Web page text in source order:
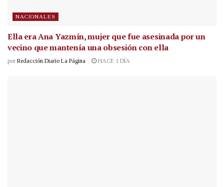
NACIONALES
Ella era Ana Yazmín, mujer que fue asesinada por un
vecino que mantenía una obsesión con ella
por Redacción Diario La Página HACE 1 DÍA